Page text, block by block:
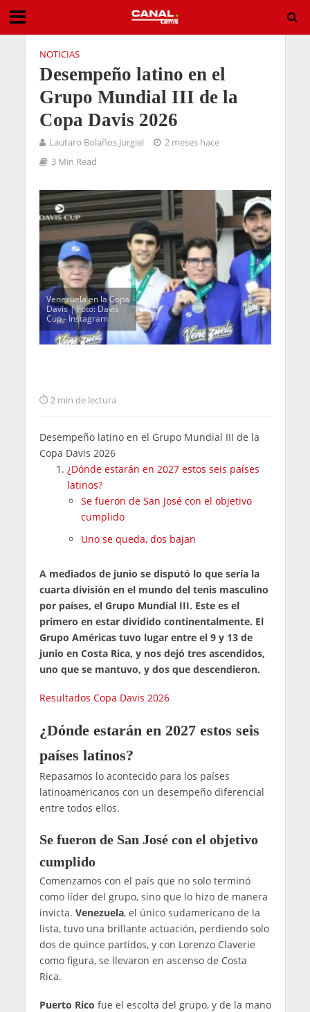
NOTICIAS
Desempeño latino en el
Grupo Mundial III de la
Copa Davis 2026
Lautaro Bolaños Jurgiel
2 meses hace
3 Min Read
Venezuela en la Copa
Davis | Foto: Davis
Cup - Instagram
2 min de lectura
Desempeño latino en el Grupo Mundial III de la
Copa Davis 2026
¿Dónde estarán en 2027 estos seis países
latinos?
Se fueron de San José con el objetivo
cumplido
Uno se queda, dos bajan
A mediados de junio se disputó lo que sería la
cuarta división en el mundo del tenis masculino
por países, el Grupo Mundial III. Este es el
primero en estar dividido continentalmente. El
Grupo Américas tuvo lugar entre el 9 y 13 de
junio en Costa Rica, y nos dejó tres ascendidos,
uno que se mantuvo, y dos que descendieron.
Resultados Copa Davis 2026
¿Dónde estarán en 2027 estos seis
países latinos?
Repasamos lo acontecido para los países
latinoamericanos con un desempeño diferencial
entre todos ellos.
Se fueron de San José con el objetivo
cumplido
Comenzamos con el país que no solo terminó
como líder del grupo, sino que lo hizo de manera
invicta. Venezuela, el único sudamericano de la
lista, tuvo una brillante actuación, perdiendo solo
dos de quince partidos, y con Lorenzo Claverie
como figura, se llevaron en ascenso de Costa
Rica.
Puerto Rico fue el escolta del grupo, y de la mano